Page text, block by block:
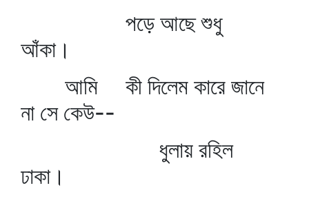
পড়ে আছে শুধু
আঁকা।
আমি কী দিলেম কারে জানে
না সে কেউ--
ধুলায় রহিল
ঢাকা।